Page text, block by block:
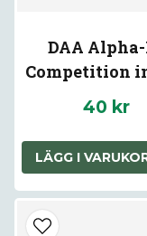
DAA
Competition
Guld
40 kr
LÄGG I